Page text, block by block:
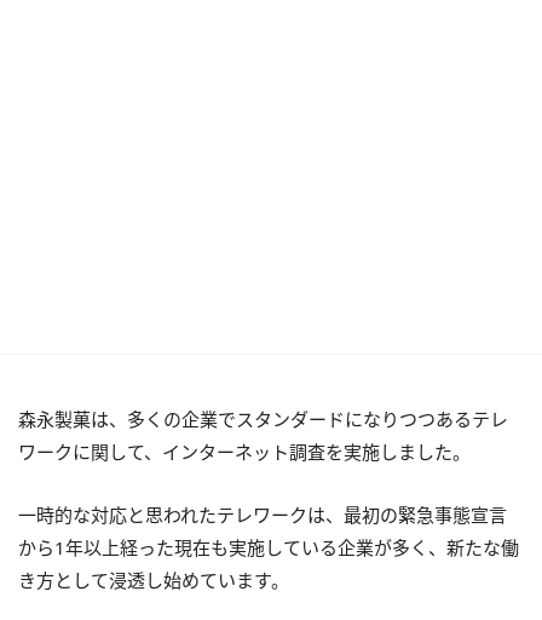
森永製菓は、多くの企業でスタンダードになりつつあるテレ
ワークに関して、インターネット調査を実施しました。
一時的な対応と思われたテレワークは、最初の緊急事態宣言
から1年以上経った現在も実施している企業が多く、新たな働
き方として浸透し始めています。